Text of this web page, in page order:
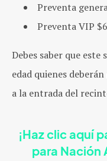
Preventa
Preventa VIP
Debes saber que este
edad quienes
a la entrada del
¡Haz clic aquí
para Nación